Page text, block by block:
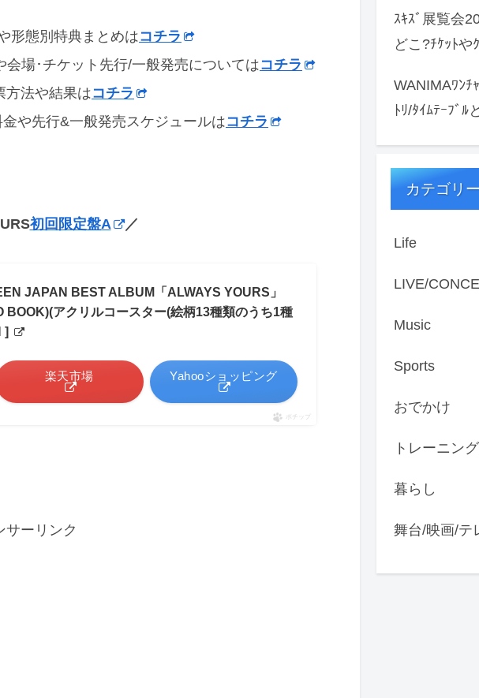
形態別特典まとめはコチラ
場･チケット先行/一般発売についてはコチラ
方法や結果はコチラ
や先行&一般発売スケジュールはコチラ
初回限定盤A ／
JAPAN BEST ALBUM「ALWAYS YOURS」
BOOK)(アクリルコースター(絵柄13種類のうち1種
]
楽天市場 Yahooショッピング
ポチップ
サーリンク
ｽｷｽﾞ展覧会
どこ?ﾁｹｯﾄや
WANIMAﾜﾝﾁ
ﾄﾘ/ﾀｲﾑﾃｰﾌﾞ
カテゴリー
Life
LIVE/
Music
Sports
おでかけ
トレーニン
暮らし
舞台/映画/テ